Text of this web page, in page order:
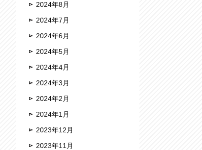
2024年8月
2024年7月
2024年6月
2024年5月
2024年4月
2024年3月
2024年2月
2024年1月
2023年12月
2023年11月